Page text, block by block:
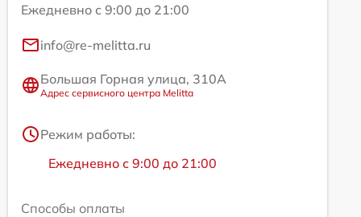
Ежедневно с 9:00 до 21:00
info@re-melitta.ru
Большая Горная улица, 310А
Адрес сервисного центра Melitta
Режим работы:
Ежедневно с 9:00 до 21:00
Способы оплаты